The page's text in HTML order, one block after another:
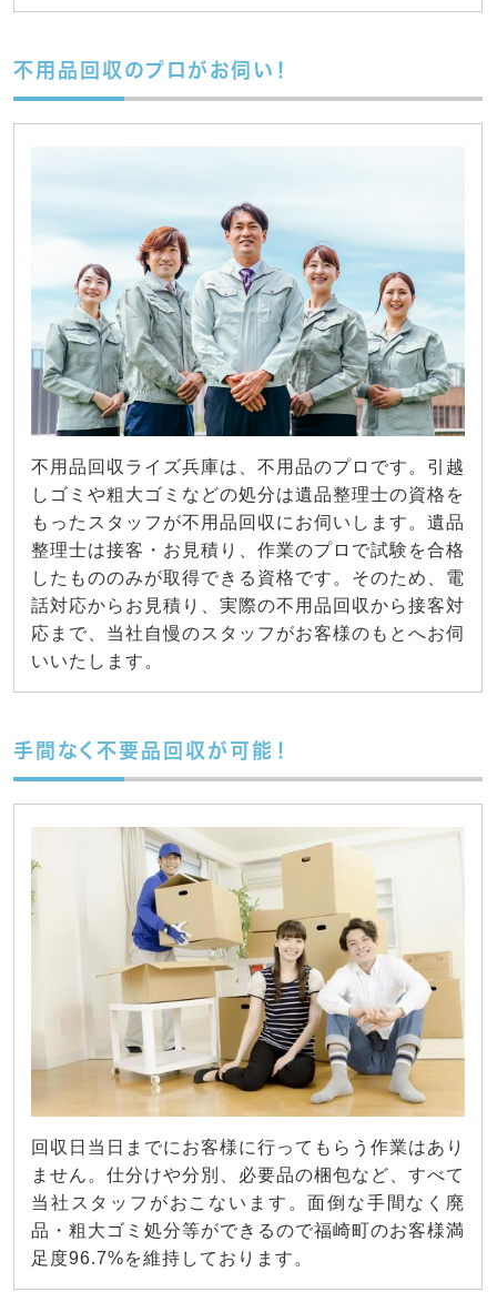
不用品回収のプロがお伺い！
不用品回収ライズ兵庫は、不用品のプロです。引越
しゴミや粗大ゴミなどの処分は遺品整理士の資格を
もったスタッフが不用品回収にお伺いします。遺品
整理士は接客・お見積り、作業のプロで試験を合格
したもののみが取得できる資格です。そのため、電
話対応からお見積り、実際の不用品回収から接客対
応まで、当社自慢のスタッフがお客様のもとへお伺
いいたします。
手間なく不要品回収が可能！
回収日当日までにお客様に行ってもらう作業はあり
ません。仕分けや分別、必要品の梱包など、すべて
当社スタッフがおこないます。面倒な手間なく廃
品・粗大ゴミ処分等ができるので福崎町のお客様満
足度96.7%を維持しております。